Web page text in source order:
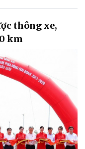
thông xe,
km